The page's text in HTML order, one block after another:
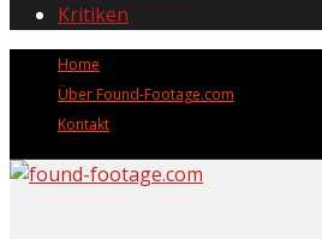
Kritiken
Home
Über Found-Footage.com
Kontakt